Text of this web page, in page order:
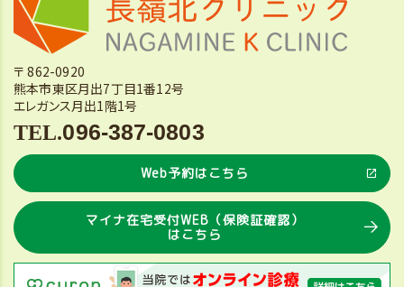
〒 862-0920
熊本市東区月出7丁目1番12号
エレガンス月出1階1号
096-387-0803
Web予約はこちら
マイナ在宅受付WEB（保険証確認）
はこちら